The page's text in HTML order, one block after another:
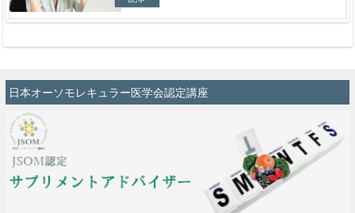
日本オーソモレキュラー医学会認定講座